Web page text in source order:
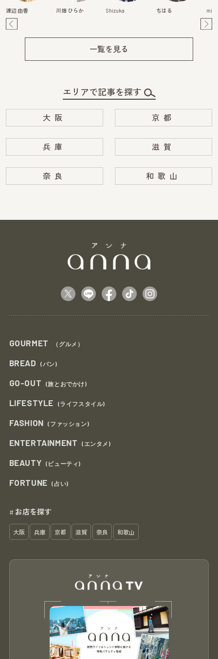
渡辺 由香 川畑 ひらか Shizuka ちはる
一覧を見る
エリアで記事を探す
大阪 京都
兵庫 滋賀
奈良 和歌山
GOURMET （グルメ）
BREAD (パン)
GO-OUT (旅とおでかけ)
LIFESTYLE (ライフスタイル)
FASHION (ファッション)
ENTERTAINMENT (エンタメ)
BEAUTY (ビューティ)
FORTUNE (占い)
# お店を探す
大阪 兵庫 京都 滋賀 奈良 和歌山